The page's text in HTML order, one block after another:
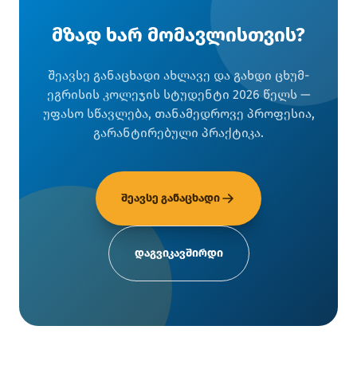
მზად ხარ მომავლისთვის?
შეავსე განაცხადი ახლავე და გახდი ცხუმ-
ეგრისის კოლეჯის სტუდენტი 2026 წელს —
უფასო სწავლება, თანამედროვე პროფესია,
გარანტირებული პრაქტიკა.
შეავსე განაცხადი
დაგვიკავშირდი